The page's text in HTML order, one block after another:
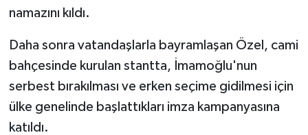
namazını kıldı.
Daha sonra vatandaşlarla bayramlaşan Özel, cami
bahçesinde kurulan stantta, İmamoğlu'nun
serbest bırakılması ve erken seçime gidilmesi için
ülke genelinde başlattıkları imza kampanyasına
katıldı.